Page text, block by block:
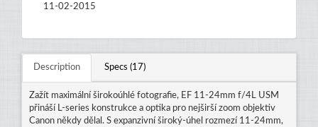
11-02-2015
Description Specs (17)
Zažít maximální širokoúhlé fotografie, EF 11-24mm f/4L USM
přináší L-series konstrukce a optika pro nejširší zoom objektiv
Canon někdy dělal. S expanzivní široký-úhel rozmezí 11-24mm,